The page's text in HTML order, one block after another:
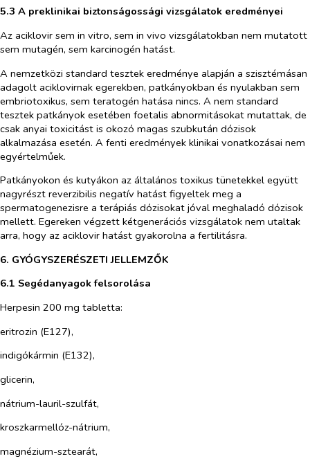
5.3 A preklinikai biztonságossági vizsgálatok eredményei
Az aciklovir sem in vitro, sem in vivo vizsgálatokban nem mutatott
sem mutagén, sem karcinogén hatást.
A nemzetközi standard tesztek eredménye alapján a szisztémásan
adagolt aciklovirnak egerekben, patkányokban és nyulakban sem
embriotoxikus, sem teratogén hatása nincs. A nem standard
tesztek patkányok esetében foetalis abnormitásokat mutattak, de
csak anyai toxicitást is okozó magas szubkután dózisok
alkalmazása esetén. A fenti eredmények klinikai vonatkozásai nem
egyértelműek.
Patkányokon és kutyákon az általános toxikus tünetekkel együtt
nagyrészt reverzibilis negatív hatást figyeltek meg a
spermatogenezisre a terápiás dózisokat jóval meghaladó dózisok
mellett. Egereken végzett kétgenerációs vizsgálatok nem utaltak
arra, hogy az aciklovir hatást gyakorolna a fertilitásra.
6. GYÓGYSZERÉSZETI JELLEMZŐK
6.1 Segédanyagok felsorolása
Herpesin 200 mg tabletta:
eritrozin (E127),
indigókármin (E132),
glicerin,
nátrium-lauril-szulfát,
kroszkarmellóz-nátrium,
magnézium-sztearát,